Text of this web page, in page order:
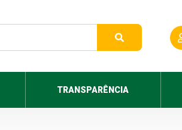
TRANSPARÊNCIA